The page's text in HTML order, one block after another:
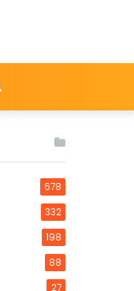
Search
678
332
198
88
27